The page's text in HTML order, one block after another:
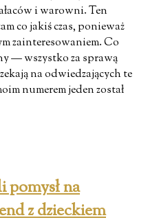
i warowni. Ten
co jakiś czas, ponieważ
zainteresowaniem. Co
— wszystko za sprawą
na odwiedzających te
numerem jeden został
pomysł na
z dzieckiem